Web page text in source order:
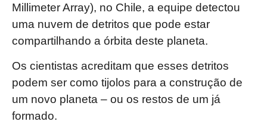
Millimeter Array), no Chile, a equipe detectou
uma nuvem de detritos que pode estar
compartilhando a órbita deste planeta.
Os cientistas acreditam que esses detritos
podem ser como tijolos para a construção de
um novo planeta – ou os restos de um já
formado.